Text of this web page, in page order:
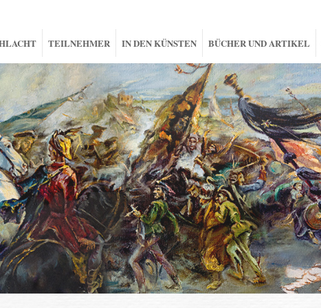
TEILNEHMER IN DEN KÜNSTEN BÜCHER UND ARTIKEL